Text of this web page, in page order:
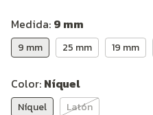
Medida: 9 mm
9 mm 25 mm 19 mm
Color: Níquel
Níquel Latón